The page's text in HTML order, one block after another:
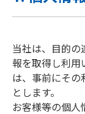
当社は、目的の
報を取得し利用
は、事前にその
とします。
お客様等の個人